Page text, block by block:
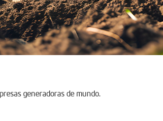
generadoras de mundo.